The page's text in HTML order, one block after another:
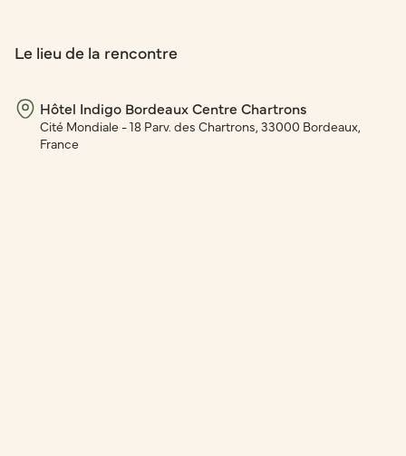
Le lieu de la rencontre
Hôtel Indigo Bordeaux Centre Chartrons
Cité Mondiale - 18 Parv. des Chartrons, 33000 Bordeaux,
France